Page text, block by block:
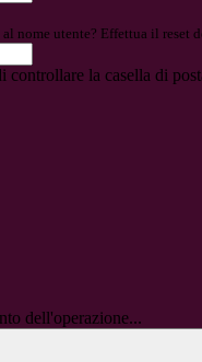
nome utente? Effettua il reset
controllare la casella di
dell'operazione...